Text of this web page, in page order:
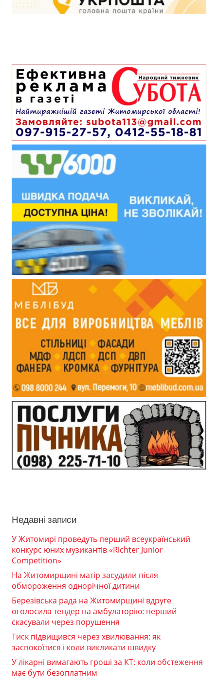
Недавні записи
У Житомирі проведуть перший всеукраїнський
конкурс юних музикантів «Richter Junior
Competition»
На Житомирщині матір засудили після
обмороження однорічної дитини
Березівська рада на Житомирщині вдруге
оголосила тендер на амбулаторію: перший
скасували через порушення
Тиск підвищився через хвилювання: як
заспокоїтися і коли викликати швидку
У лікарні вимагають гроші за КТ: коли обстеження
має бути безоплатним